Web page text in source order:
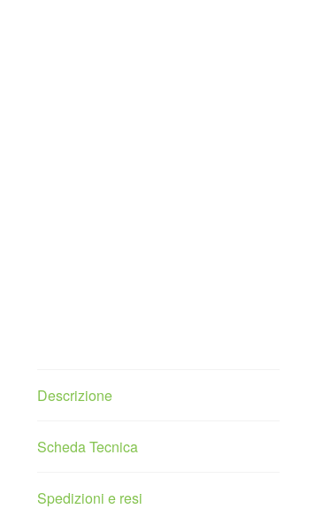
Descrizione
Scheda Tecnica
Spedizioni e resi